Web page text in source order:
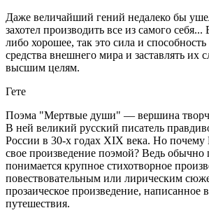
Даже величайший гений недалеко бы
захотел производить все из самого себя...
либо хорошее, так это сила и способность
средства внешнего мира и заставлять их
высшим целям.
Гете
Поэма "Мертвые души" — вершина
В ней великий русский писатель
России в 30-х годах XIX века. Но почему
свое произведение поэмой? Ведь обычно
понимается крупное стихотворное
повествовательным или лирическим
прозаическое произведение, написанное
путешествия.